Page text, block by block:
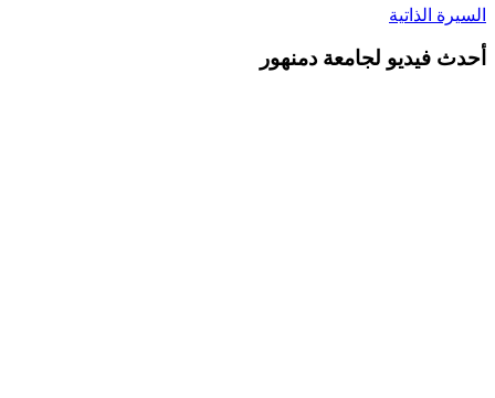
السيرة الذاتية
أحدث فيديو لجامعة دمنهور